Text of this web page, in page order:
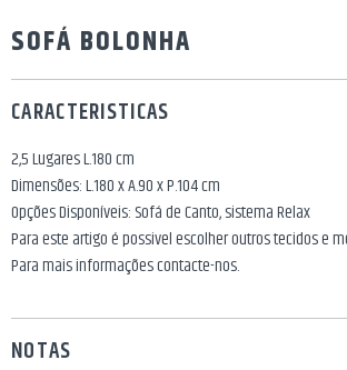
SOFÁ BOLONHA
CARACTERISTICAS
2,5 Lugares L.180 cm
Dimensões: L.180 x A.90 x P.104 cm
Opções Disponíveis: Sofá de Canto, sistema Relax
Para este artigo é possivel escolher outros tecidos e
Para mais informações contacte-nos.
NOTAS